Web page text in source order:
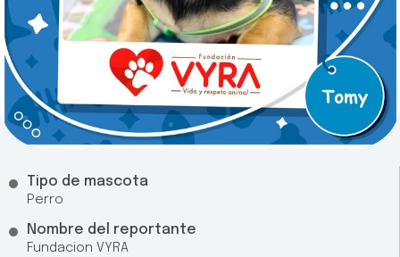
Tipo de mascota
Perro
Nombre del reportante
Fundacion VYRA